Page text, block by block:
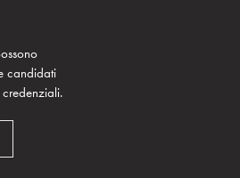
candidati